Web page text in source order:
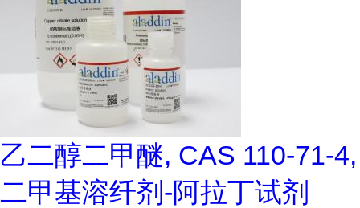
乙二醇二甲醚, CAS 110-71-4,
二甲基溶纤剂-阿拉丁试剂